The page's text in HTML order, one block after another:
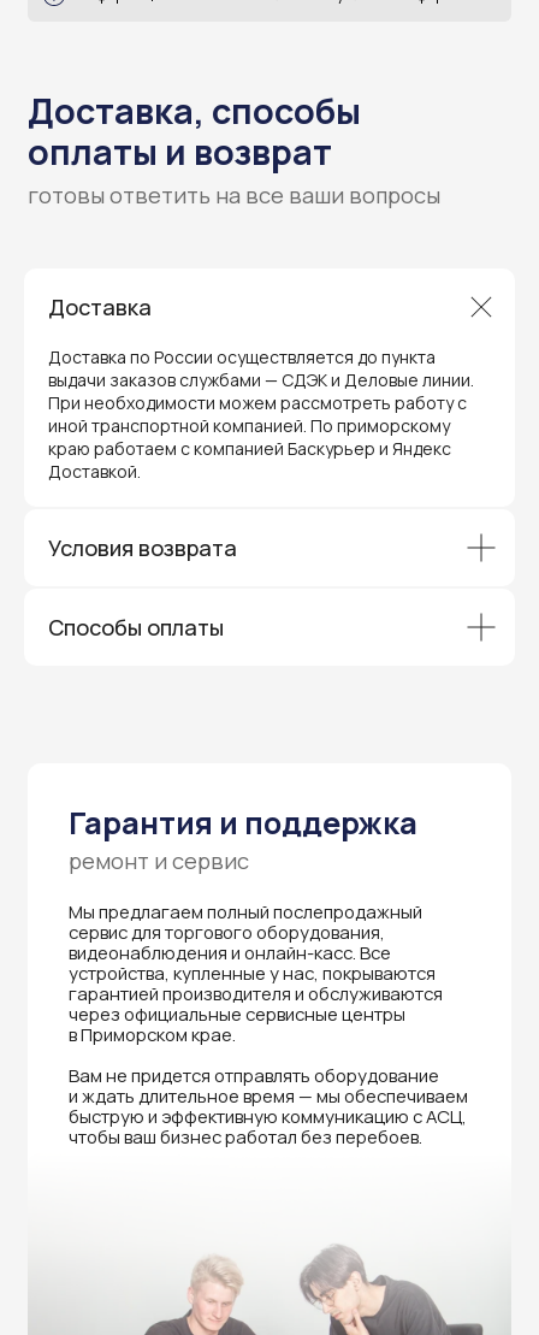
Доставка
Доставка по России осуществляется до пункта
выдачи заказов службами — СДЭК и Деловые линии.
При необходимости можем рассмотреть работу с
иной транспортной компанией. По приморскому
краю работаем с компанией Баскурьер и Яндекс
Доставкой.
Условия возврата
Способы оплаты
Мы предлагаем полный послепродажный
сервис для торгового оборудования,
устройства, купленные у нас, покрываются
гарантией производителя и обслуживаются
через официальные сервисные центры
в Приморском крае.
Вам не придется отправлять оборудование
и ждать длительное время — мы обеспечиваем
быструю и эффективную коммуникацию с АСЦ,